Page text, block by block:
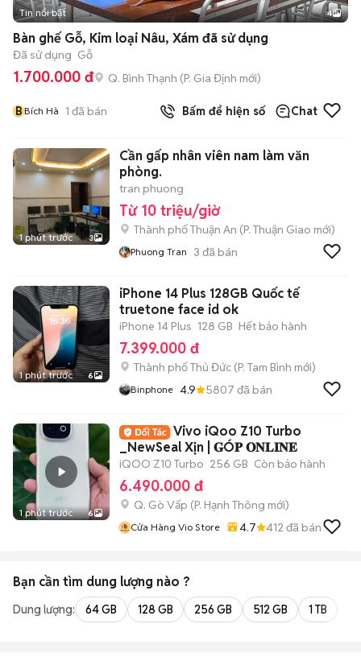
Tin nổi bật 4
Bàn ghế Gỗ, Kim loại Nâu, Xám đã sử dụng
Đã sử dụng Gỗ
1.700.000 đ Q. Bình Thạnh (P. Gia Định mới)
BBích Hà 1 đã bán Bấm để hiện số Chat
1 phút trước 3
Cần gấp nhân viên nam làm văn
phòng.
tran phuong
Từ 10 triệu/giờ
Thành phố Thuận An (P. Thuận Giao mới)
Phuong Tran 3 đã bán
1 phút trước 6
iPhone 14 Plus 128GB Quốc tế
truetone face id ok
iPhone 14 Plus 128 GB Hết bảo hành
7.399.000 đ
Thành phố Thủ Đức (P. Tam Bình mới)
Binphone 4.9 5807 đã bán
1 phút trước 6
Vivo iQoo Z10 Turbo
_NewSeal Xịn | 𝐆Ó𝐏 𝐎𝐍𝐋𝐈𝐍𝐄
iQOO Z10 Turbo 256 GB Còn bảo hành
6.490.000 đ
Q. Gò Vấp (P. Hạnh Thông mới)
Cửa Hàng Vio Store 4.7 412 đã bán
Bạn cần tìm dung lượng nào ?
Dung lượng: 64 GB 128 GB 256 GB 512 GB 1 TB